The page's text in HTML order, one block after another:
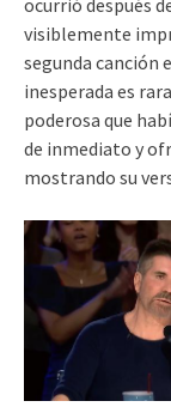
ocurrió después
visiblemente
segunda canción
inesperada es
poderosa que
de inmediato y
mostrando su